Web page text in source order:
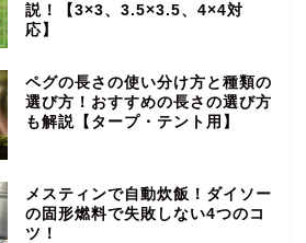
説！【3×3、3.5×3.5、4×4対
応】
ペグの長さの使い分け方と種類の
選び方！おすすめの長さの選び方
も解説【タープ・テント用】
メスティンで自動炊飯！ダイソー
の固形燃料で失敗しない4つのコ
ツ！